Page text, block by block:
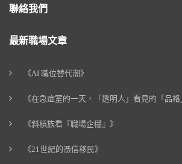
聯絡我們
最新職場文章
《AI 職位替代潮》
《在急症室的一天，「透明人」看見的「品格
《斜槓族看『職場企穩』》
《21世紀的憑信移民》